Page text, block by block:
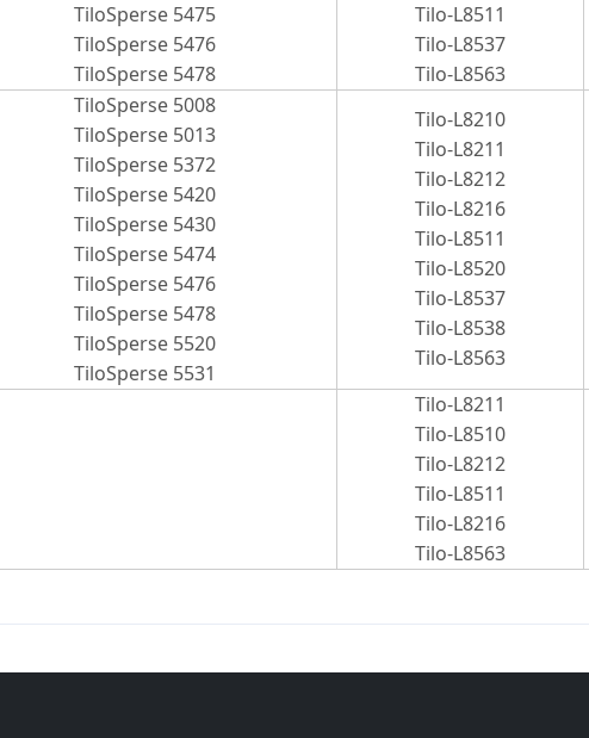
TiloSperse 5475
TiloSperse 5476
TiloSperse 5478
Tilo-L8511
Tilo-L8537
Tilo-L8563
TiloSperse 5008
TiloSperse 5013
TiloSperse 5372
TiloSperse 5420
TiloSperse 5430
TiloSperse 5474
TiloSperse 5476
TiloSperse 5478
TiloSperse 5520
TiloSperse 5531
Tilo-L8210
Tilo-L8211
Tilo-L8212
Tilo-L8216
Tilo-L8511
Tilo-L8520
Tilo-L8537
Tilo-L8538
Tilo-L8563
Tilo-L8211
Tilo-L8510
Tilo-L8212
Tilo-L8511
Tilo-L8216
Tilo-L8563